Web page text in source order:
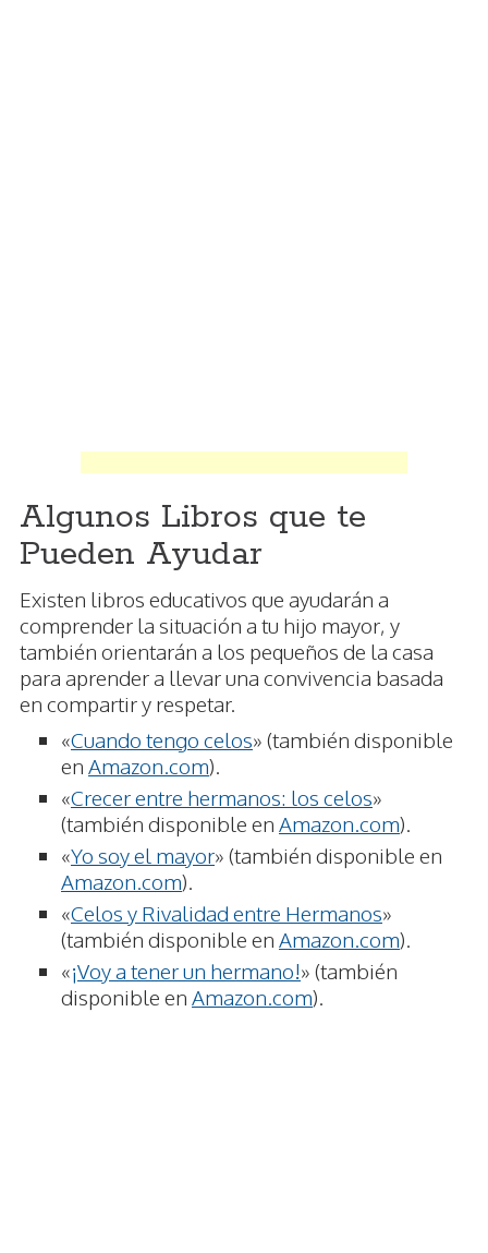
Algunos Libros que te
Pueden Ayudar
Existen libros educativos que ayudarán a
comprender la situación a tu hijo mayor, y
también orientarán a los pequeños de la casa
para aprender a llevar una convivencia basada
en compartir y respetar.
«Cuando tengo celos» (también disponible
en Amazon.com).
«Crecer entre hermanos: los celos»
(también disponible en Amazon.com).
«Yo soy el mayor» (también disponible en
Amazon.com).
«Celos y Rivalidad entre Hermanos»
(también disponible en Amazon.com).
«¡Voy a tener un hermano!» (también
disponible en Amazon.com).